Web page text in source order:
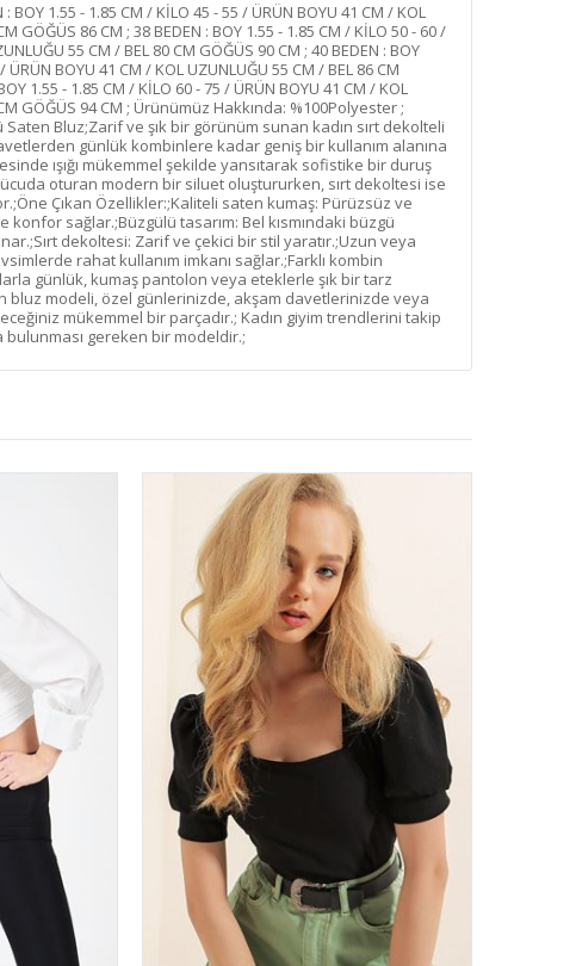
: BOY 1.55 - 1.85 CM / KİLO 45 - 55 / ÜRÜN BOYU 41 CM / KOL
GÖĞÜS 86 CM ; 38 BEDEN : BOY 1.55 - 1.85 CM / KİLO 50 - 60 /
55 CM / BEL 80 CM GÖĞÜS 90 CM ; 40 BEDEN : BOY
BOYU 41 CM / KOL UZUNLUĞU 55 CM / BEL 86 CM
1.55 - 1.85 CM / KİLO 60 - 75 / ÜRÜN BOYU 41 CM / KOL
GÖĞÜS 94 CM ; Ürünümüz Hakkında: %100Polyester ;
Saten Bluz;Zarif ve şık bir görünüm sunan kadın sırt dekolteli
günlük kombinlere kadar geniş bir kullanım alanına
ışığı mükemmel şekilde yansıtarak sofistike bir duruş
oturan modern bir siluet oluştururken, sırt dekoltesi ise
Çıkan Özellikler:;Kaliteli saten kumaş: Pürüzsüz ve
sağlar.;Büzgülü tasarım: Bel kısmındaki büzgü
dekoltesi: Zarif ve çekici bir stil yaratır.;Uzun veya
rahat kullanım imkanı sağlar.;Farklı kombin
günlük, kumaş pantolon veya eteklerle şık bir tarz
bluz modeli, özel günlerinizde, akşam davetlerinizde veya
mükemmel bir parçadır.; Kadın giyim trendlerini takip
gereken bir modeldir.;